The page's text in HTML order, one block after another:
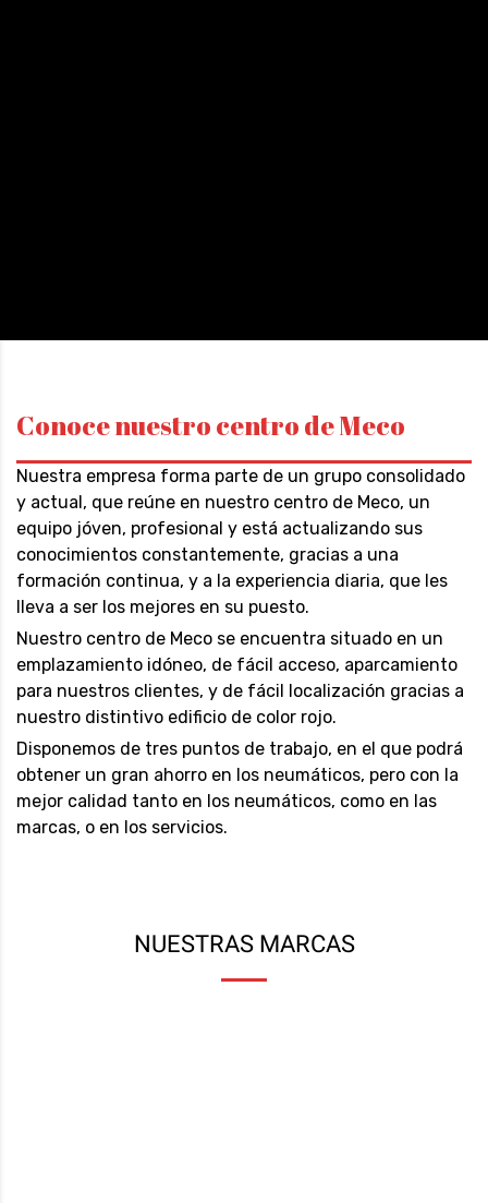
Conoce nuestro centro de Meco
Nuestra empresa forma parte de un grupo consolidado
y actual, que reúne en nuestro centro de Meco, un
equipo jóven, profesional y está actualizando sus
conocimientos constantemente, gracias a una
formación continua, y a la experiencia diaria, que les
lleva a ser los mejores en su puesto.
Nuestro centro de Meco se encuentra situado en un
emplazamiento idóneo, de fácil acceso, aparcamiento
para nuestros clientes, y de fácil localización gracias a
nuestro distintivo edificio de color rojo.
Disponemos de tres puntos de trabajo, en el que podrá
obtener un gran ahorro en los neumáticos, pero con la
mejor calidad tanto en los neumáticos, como en las
marcas, o en los servicios.
NUESTRAS MARCAS